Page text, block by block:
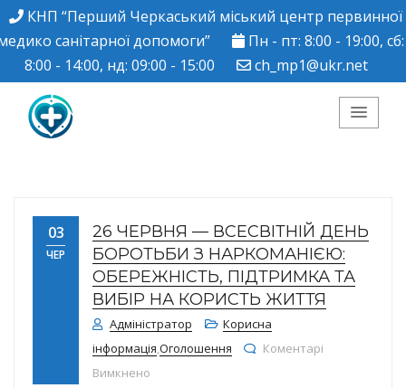
КНП “Перший Черкаський міський центр первинної
санітарної допомоги”
Пн - пт: 8:00 - 19:00, сб:
8:00 - 14:00, нд: 09:00 - 15:00
ch_mp1@ukr.net
Черкаський міський
центр ПМСД"
03
ЧЕР
26 ЧЕРВНЯ — ВСЕСВІТНІЙ ДЕНЬ
БОРОТЬБИ З НАРКОМАНІЄЮ:
ОБЕРЕЖНІСТЬ, ПІДТРИМКА ТА
ВИБІР НА КОРИСТЬ ЖИТТЯ
Адміністратор
Корисна
інформація,Оголошення
Коментарі
Вимкнено